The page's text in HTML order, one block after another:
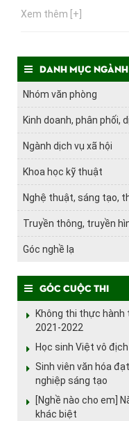
hiểu thông tin, bạn nên
Xem thêm [+]
Danh mục
Nhóm văn phòng
Kinh doanh, phân phối,
Ngành dịch vụ xã hội
Khoa học kỹ thuật
Nghệ thuật, sáng tạo,
Truyền thông, truyền
Góc nghề lạ
Góc cuộc thi
Không thi thực hành
2021-2022
Học sinh Việt vô
Sinh viên văn hóa
nghiệp sáng tạo
[Nghề nào cho em]
khác biệt